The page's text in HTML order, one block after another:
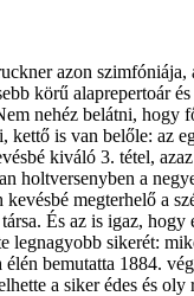
azon szimfóniája,
körű alaprepertoár
nehéz belátni, hogy
kettő is van belőle: az
kiváló 3. tétel,
holtversenyben a
kevésbé megterhelő a
És az is igaz, hogy
legnagyobb sikerét:
élén bemutatta 1884.
a siker édes és oly